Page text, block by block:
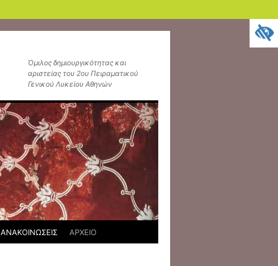
Όμιλος δημιουργικότητας και
αριστείας του 2ου Πειραματικού
Γενικού Λυκείου Αθηνών
ΑΝΑΚΟΙΝΩΣΕΙΣ ΑΡΧΕΙΟ